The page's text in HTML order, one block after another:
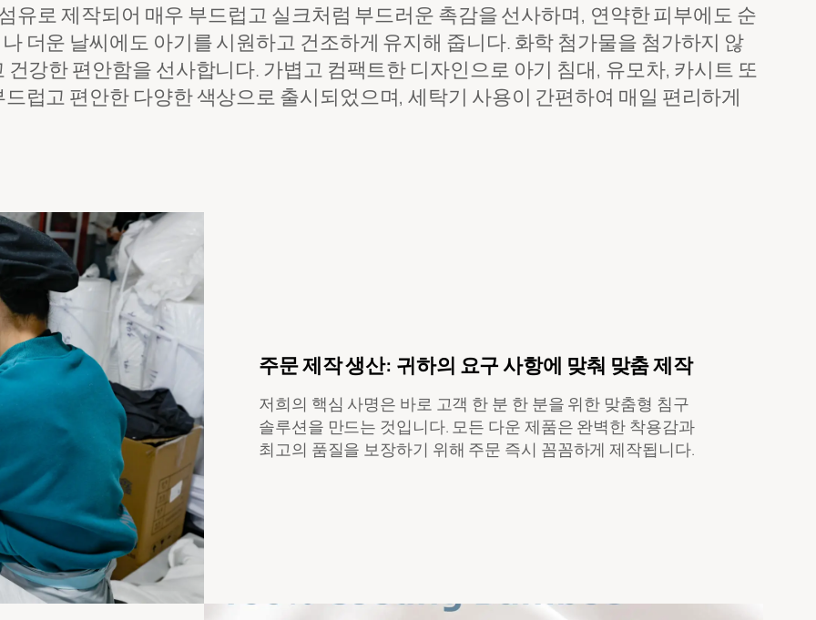
유로 제작되어 매우 부드럽고 실크처럼 부드러운 촉감을 선사하며, 연약한 피부에도 순
더운 날씨에도 아기를 시원하고 건조하게 유지해 줍니다. 화학 첨가물을 첨가하지 않
강한 편안함을 선사합니다. 가볍고 컴팩트한 디자인으로 아기 침대, 유모차, 카시트 또
럽고 편안한 다양한 색상으로 출시되었으며, 세탁기 사용이 간편하여 매일 편리하게
주문 제작 생산: 귀하의 요구 사항에 맞춰 맞춤 제작
저희의 핵심 사명은 바로 고객 한 분 한 분을 위한 맞춤형 침구
솔루션을 만드는 것입니다. 모든 다운 제품은 완벽한 착용감과
최고의 품질을 보장하기 위해 주문 즉시 꼼꼼하게 제작됩니다.